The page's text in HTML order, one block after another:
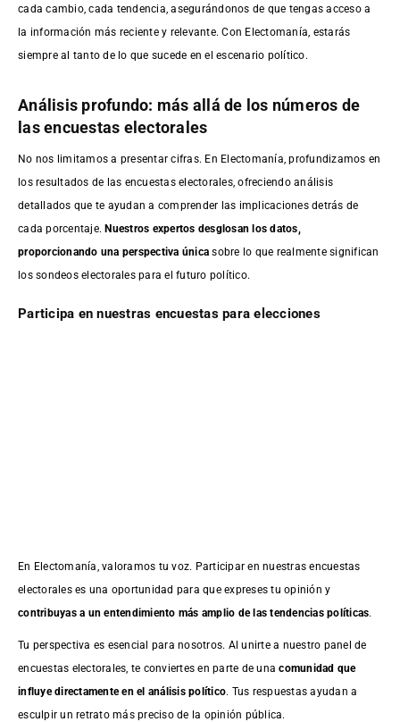
cada cambio, cada tendencia, asegurándonos de que tengas acceso a
la información más reciente y relevante. Con Electomanía, estarás
siempre al tanto de lo que sucede en el escenario político.
Análisis profundo: más allá de los números de
las encuestas electorales
No nos limitamos a presentar cifras. En Electomanía, profundizamos en
los resultados de las encuestas electorales, ofreciendo análisis
detallados que te ayudan a comprender las implicaciones detrás de
cada porcentaje.Nuestros expertos desglosan los datos,
proporcionando una perspectiva única sobre lo que realmente significan
los sondeos electorales para el futuro político.
Participa en nuestras encuestas para elecciones
En Electomanía, valoramos tu voz. Participar en nuestras encuestas
electorales es una oportunidad para que expreses tu opinión y
contribuyas a un entendimiento más amplio de las tendencias políticas.
Tu perspectiva es esencial para nosotros. Al unirte a nuestro panel de
encuestas electorales, te conviertes en parte de unacomunidad que
influye directamente en el análisis político. Tus respuestas ayudan a
esculpir un retrato más preciso de la opinión pública.